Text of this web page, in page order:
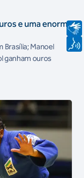
e uma enorme
Brasília; Manoel
ganham ouros